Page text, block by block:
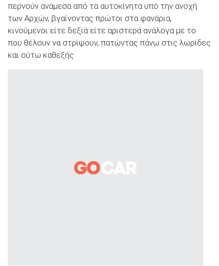
περνούν ανάμεσα από τα αυτοκίνητα υπό την ανοχή
των Αρχών, βγαίνοντας πρώτοι στα φανάρια,
κινούμενοι είτε δεξιά είτε αριστερά ανάλογα με το
που θέλουν να στρίψουν, πατώντας πάνω στις λωρίδες
και ούτω καθεξής.